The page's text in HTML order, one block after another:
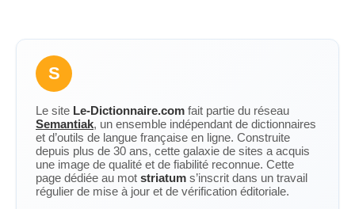
S
Le site Le-Dictionnaire.com fait partie du réseau
Semantiak, un ensemble indépendant de dictionnaires
et d’outils de langue française en ligne. Construite
depuis plus de 30 ans, cette galaxie de sites a acquis
une image de qualité et de fiabilité reconnue. Cette
page dédiée au mot striatum s’inscrit dans un travail
régulier de mise à jour et de vérification éditoriale.